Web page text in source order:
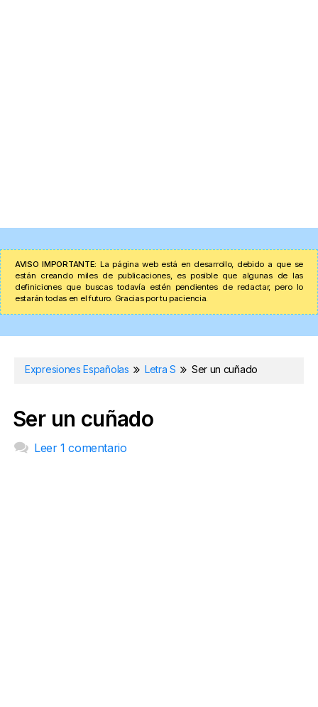
AVISO IMPORTANTE: La página web está en desarrollo, debido a que se
están creando miles de publicaciones, es posible que algunas de las
definiciones que buscas todavía estén pendientes de redactar, pero lo
estarán todas en el futuro. Gracias por tu paciencia.
Expresiones Españolas Letra S Ser un cuñado
Ser un cuñado
Leer 1 comentario